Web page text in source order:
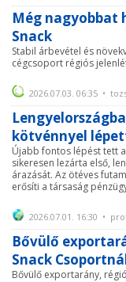
Még nagyobbat
Snack
Stabil árbevétel és
cégcsoport régiós
2026.07.03. 06:35 •
kötvénnyel
Újabb fontos lépést tett
sikeresen lezárta első,
árazását. Az ötéves
erősíti a társaság
2026.07.01. 16:30 •
Bővülő
Snack
Bővülő exportarány,